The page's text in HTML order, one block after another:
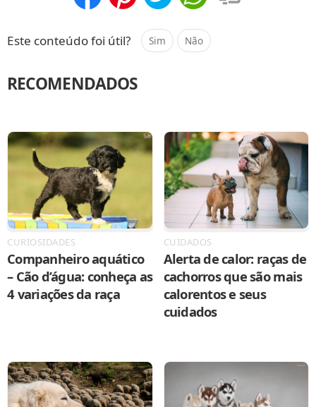
Este conteúdo foi útil? Sim Não
RECOMENDADOS
CURIOSIDADES
Companheiro aquático
– Cão d’água: conheça as
4 variações da raça
CUIDADOS
Alerta de calor: raças de
cachorros que são mais
calorentos e seus
cuidados